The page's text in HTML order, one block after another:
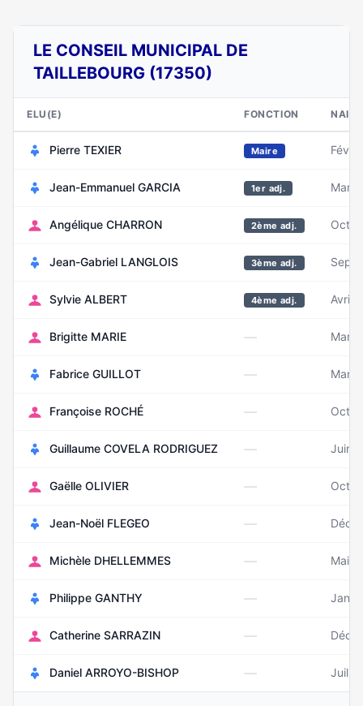
LE CONSEIL MUNICIPAL DE
TAILLEBOURG (17350)
ELU(E) FONCTION
Pierre TEXIER Maire
Jean-Emmanuel GARCIA 1er adj. Mars
Angélique CHARRON 2ème adj.
Jean-Gabriel LANGLOIS 3ème adj.
Sylvie ALBERT 4ème adj. Avril
Brigitte MARIE — Mars
Fabrice GUILLOT — Mars
Françoise ROCHÉ —
Guillaume COVELA RODRIGUEZ — Juin
Gaëlle OLIVIER —
Jean-Noël FLEGEO —
Michèle DHELLEMMES — Mai
Philippe GANTHY —
Catherine SARRAZIN —
Daniel ARROYO-BISHOP —